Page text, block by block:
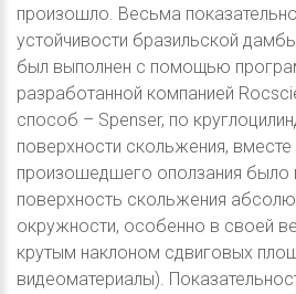
произошло. Весьма
устойчивости бразильской
был выполнен с помощью
разработанной компанией
способ – Spenser, по
поверхности скольжения,
произошедшего оползания было
поверхность скольжения
окружности, особенно в своей
крутым наклоном сдвиговых
видеоматериалы).